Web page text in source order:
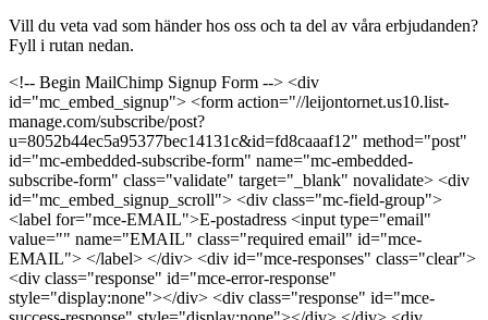
Vill du veta vad som händer hos oss och ta del av våra erbjudanden?
Fyll i rutan nedan.
<!-- Begin MailChimp Signup Form --> <div
id="mc_embed_signup"> <form action="//leijontornet.us10.list-
manage.com/subscribe/post?
u=8052b44ec5a95377bec14131c&id=fd8caaaf12" method="post"
id="mc-embedded-subscribe-form" name="mc-embedded-
subscribe-form" class="validate" target="_blank" novalidate> <div
id="mc_embed_signup_scroll"> <div class="mc-field-group">
<label for="mce-EMAIL">E-postadress <input type="email"
value="" name="EMAIL" class="required email" id="mce-
EMAIL"> </label> </div> <div id="mce-responses" class="clear">
<div class="response" id="mce-error-response"
style="display:none"></div> <div class="response" id="mce-